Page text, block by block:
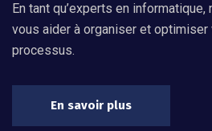
En tant qu’experts en
vous aider à organiser et
processus.
En savoir plus